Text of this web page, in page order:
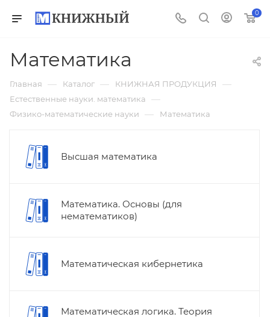
0
Математика
Главная — Каталог — КНИЖНАЯ ПРОДУКЦИЯ —
Естественные науки. математика —
Физико-математические науки — Математика
Высшая математика
Математика. Основы (для
нематематиков)
Математическая кибернетика
Математическая логика. Теория